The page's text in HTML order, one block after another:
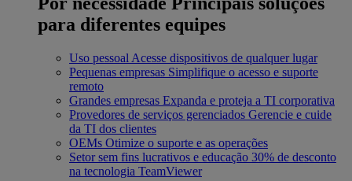
para diferentes equipes
Uso pessoal Acesse dispositivos de qualquer lugar
Pequenas empresas Simplifique o acesso e suporte
remoto
Grandes empresas Expanda e proteja a TI corporativa
Provedores de serviços gerenciados Gerencie e cuide
da TI dos clientes
OEMs Otimize o suporte e as operações
Setor sem fins lucrativos e educação 30% de desconto
na tecnologia TeamViewer